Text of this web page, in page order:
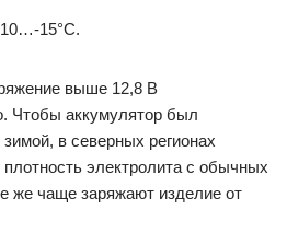
15°C.
выше 12,8 В
Чтобы аккумулятор был
в северных регионах
электролита с обычных
же чаще заряжают изделие от